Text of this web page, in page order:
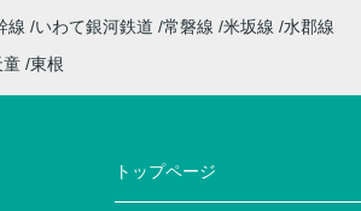
線 いわて銀河鉄道 常磐線 米坂線 水郡線
童 東根
トップページ